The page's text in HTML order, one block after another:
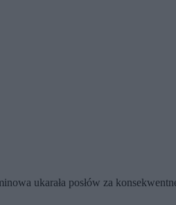
ukarała posłów za